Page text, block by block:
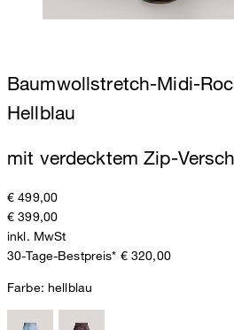
Baumwollstretch-Midi-
Hellblau
mit verdecktem Zip-
€ 499,00
€ 399,00
inkl. MwSt
30-Tage-Bestpreis* € 320,00
Farbe: hellblau